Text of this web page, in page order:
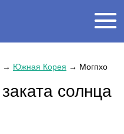
→ Южная Корея → Могпхо
солнца